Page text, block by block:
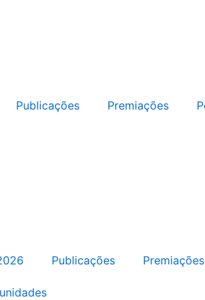
Publicações Premiações
Publicações Premiações